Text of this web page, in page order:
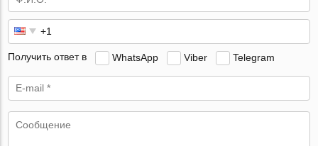
Получить ответ в WhatsApp Viber Telegram